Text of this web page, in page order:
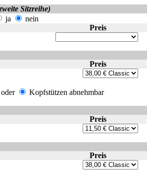
Sitzreihe)
ja
nein
Preis
Preis
Kopfstützen abnehmbar
Preis
Preis